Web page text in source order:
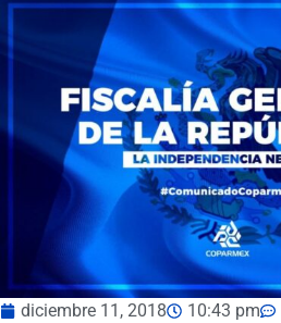
diciembre 11, 2018 10:43 pm